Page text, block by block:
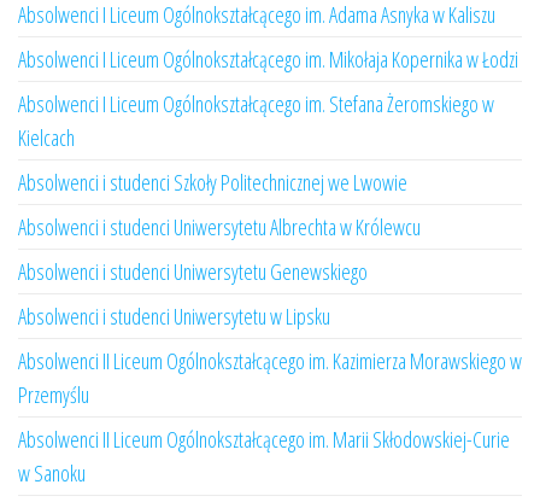
Absolwenci I Liceum Ogólnokształcącego im. Adama Asnyka w Kaliszu
Absolwenci I Liceum Ogólnokształcącego im. Mikołaja Kopernika w Łodzi
Absolwenci I Liceum Ogólnokształcącego im. Stefana Żeromskiego w
Kielcach
Absolwenci i studenci Szkoły Politechnicznej we Lwowie
Absolwenci i studenci Uniwersytetu Albrechta w Królewcu
Absolwenci i studenci Uniwersytetu Genewskiego
Absolwenci i studenci Uniwersytetu w Lipsku
Absolwenci II Liceum Ogólnokształcącego im. Kazimierza Morawskiego w
Przemyślu
Absolwenci II Liceum Ogólnokształcącego im. Marii Skłodowskiej-Curie
w Sanoku